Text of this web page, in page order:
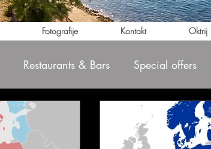
Fotografije Kontakt Oktrij
Restaurants & Bars Special offers